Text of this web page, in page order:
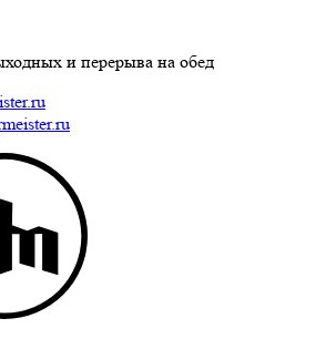
и перерыва на обед